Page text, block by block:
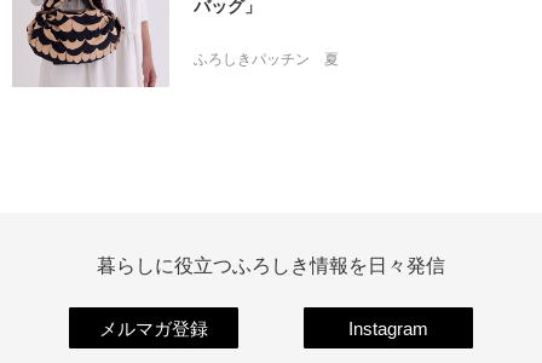
バッグ」
ふろしきパッチン 夏
暮らしに役立つふろしき情報を日々発信
メルマガ登録 Instagram